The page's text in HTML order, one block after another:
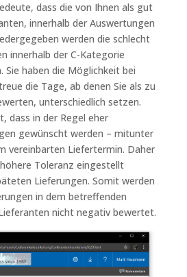
dass die von Ihnen als gut
innerhalb der Auswertungen
werden die schlecht
innerhalb der C-Kategorie
Sie haben die Möglichkeit bei
die Tage, ab denen Sie als zu
unterschiedlich setzen.
dass in der Regel eher
gewünscht werden – mitunter
vereinbarten Liefertermin. Daher
Toleranz eingestellt
Lieferungen. Somit werden
in dem betreffenden
nicht negativ bewertet.